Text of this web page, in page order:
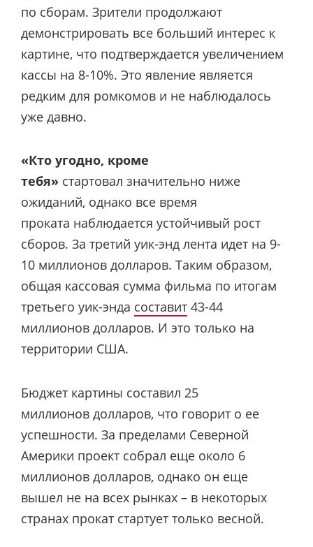
по сборам. Зрители продолжают
демонстрировать все больший интерес к
картине, что подтверждается увеличением
кассы на 8-10%. Это явление является
редким для ромкомов и не наблюдалось
уже давно.
«Кто угодно, кроме
тебя» стартовал значительно ниже
ожиданий, однако все время
проката наблюдается устойчивый рост
сборов. За третий уик-энд лента идет на 9-
10 миллионов долларов. Таким образом,
общая кассовая сумма фильма по итогам
третьего уик-энда составит 43-44
миллионов долларов. И это только на
территории США.
Бюджет картины составил 25
миллионов долларов, что говорит о ее
успешности. За пределами Северной
Америки проект собрал еще около 6
миллионов долларов, однако он еще
вышел не на всех рынках – в некоторых
странах прокат стартует только весной.